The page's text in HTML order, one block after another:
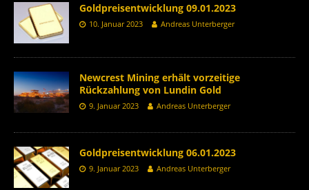
Goldpreisentwicklung 09.01.2023
10. Januar 2023 Andreas Unterberger
Newcrest Mining erhält vorzeitige
Rückzahlung von Lundin Gold
9. Januar 2023 Andreas Unterberger
Goldpreisentwicklung 06.01.2023
9. Januar 2023 Andreas Unterberger